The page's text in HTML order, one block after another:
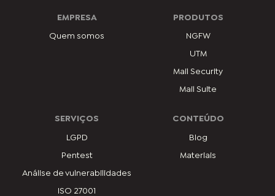
EMPRESA
Quem somos
PRODUTOS
NGFW
UTM
Mail Security
Mail Suite
SERVIÇOS
LGPD
Pentest
Análise de vulnerabilidades
ISO 27001
CONTEÚDO
Blog
Materiais